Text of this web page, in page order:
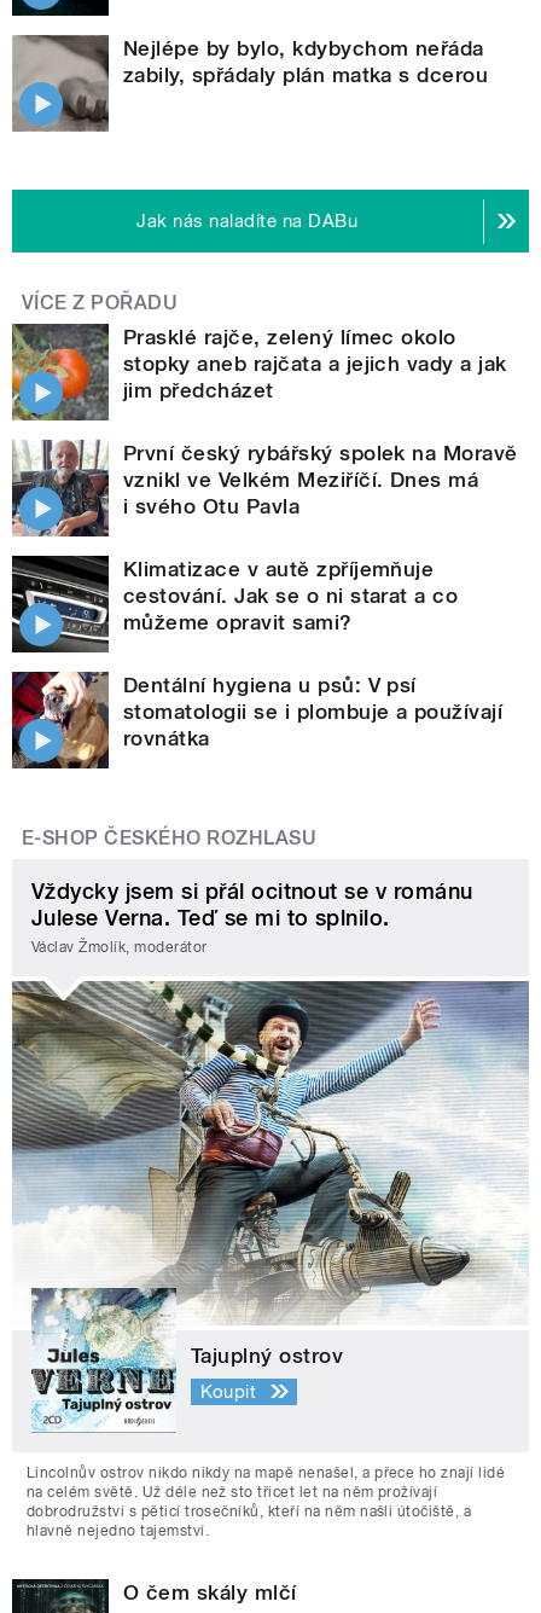
Nejlépe by bylo, kdybychom neřáda
zabily, spřádaly plán matka s dcerou
Jak nás naladíte na DABu
VÍCE Z POŘADU
Prasklé rajče, zelený límec okolo
stopky aneb rajčata a jejich vady a jak
jim předcházet
První český rybářský spolek na Moravě
vznikl ve Velkém Meziříčí. Dnes má
i svého Otu Pavla
Klimatizace v autě zpříjemňuje
cestování. Jak se o ni starat a co
můžeme opravit sami?
Dentální hygiena u psů: V psí
stomatologii se i plombuje a používají
rovnátka
E-SHOP ČESKÉHO ROZHLASU
Vždycky jsem si přál ocitnout se v románu
Julese Verna. Teď se mi to splnilo.
Václav Žmolík, moderátor
Tajuplný ostrov
Koupit
Lincolnův ostrov nikdo nikdy na mapě nenašel, a přece ho znají lidé
na celém světě. Už déle než sto třicet let na něm prožívají
dobrodružství s pěticí trosečníků, kteří na něm našli útočiště, a
hlavně nejedno tajemství.
O čem skály mlčí